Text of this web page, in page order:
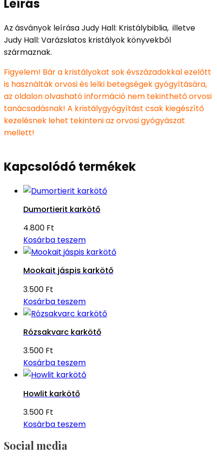
Leírás
Az ásványok leírása Judy Hall: Kristálybiblia, illetve
Judy Hall: Varázslatos kristályok könyvekből
származnak.
Figyelem! Bár a kristályokat sok évszázadokkal ezelőtt
is használták orvosi és lelki betegségek gyógyítására,
az oldalon olvasható információ nem tekinthető orvosi
tanácsadásnak! A kristálygyógyítást csak kiegészítő
kezelésnek lehet tekinteni az orvosi gyógyászat
mellett!
Kapcsolódó termékek
Dumortierit karkötő
4.800 Ft
Kosárba teszem
Mookait jáspis karkötő
3.500 Ft
Kosárba teszem
Rózsakvarc karkötő
3.500 Ft
Kosárba teszem
Howlit karkötő
3.500 Ft
Kosárba teszem
Social media